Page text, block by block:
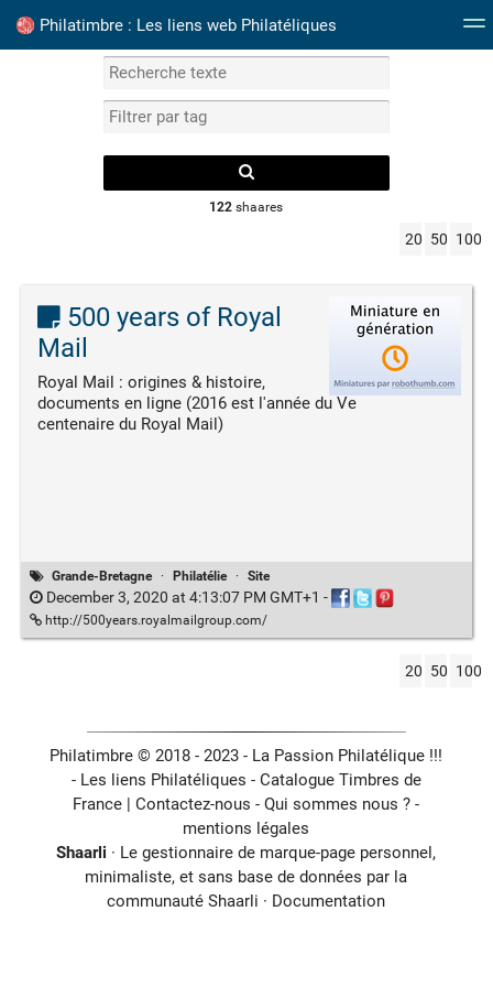
Philatimbre : Les liens web Philatéliques
Mots clefs Catalogue Timbres France
122 shaares
20 50 100
500 years of Royal
Mail
Royal Mail : origines & histoire,
documents en ligne (2016 est l'année du Ve
centenaire du Royal Mail)
Grande-Bretagne · Philatélie · Site
December 3, 2020 at 4:13:07 PM GMT+1 -
http://500years.royalmailgroup.com/
20 50 100
Philatimbre © 2018 - 2023 - La Passion Philatélique !!!
- Les liens Philatéliques - Catalogue Timbres de
France |Contactez-nous -Qui sommes nous ? -
mentions légales
Shaarli · Le gestionnaire de marque-page personnel,
minimaliste, et sans base de données par la
communauté Shaarli · Documentation